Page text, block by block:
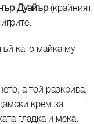
Дуайър(крайният
като майка му
а той разкрива,
крем за
гладка и мека.